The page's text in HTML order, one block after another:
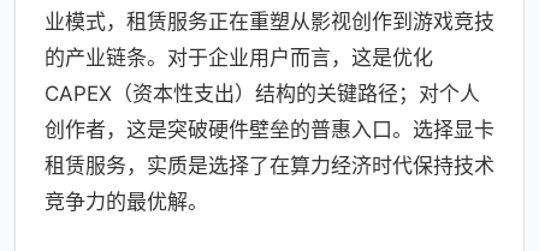
业模式，租赁服务正在重塑从影视创作到游戏竞技
的产业链条。对于企业用户而言，这是优化
CAPEX（资本性支出）结构的关键路径；对个人
创作者，这是突破硬件壁垒的普惠入口。选择显卡
租赁服务，实质是选择了在算力经济时代保持技术
竞争力的最优解。